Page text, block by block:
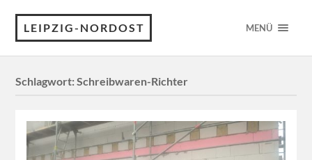
LEIPZIG-NORDOST MENÜ
Schlagwort:Schreibwaren-Richter